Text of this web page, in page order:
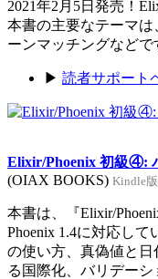
2021年2月5日発売！
本書の主要なテーマ
ーンマッチングなどで
▶ 読者サポート
Elixir/Phoenix 初級④:
(OIAX BOOKS) Kindle版
本書は、『Elixir/
Phoenix 1.4に対応して
の使い方、真偽値と日
る国際化、バリデーシ